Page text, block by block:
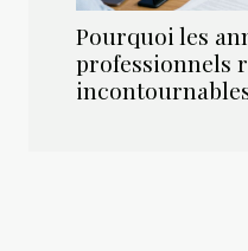
Pourquoi les
professionnels